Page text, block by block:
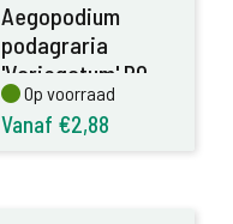
Aegopodium
podagraria
'Variegatum' P9
Op voorraad
Op voorraad
Vanaf €2,88